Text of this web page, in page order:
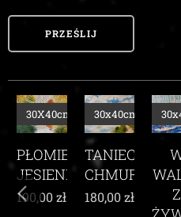
PRZEŚLIJ
TANIEC
CHMUR
30x40cm
180,00zł
W
WALCE
Z
30x40cm